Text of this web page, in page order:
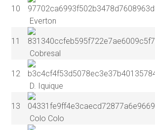
10
Everton
11
Cobresal
12
D. Iquique
13
Colo Colo